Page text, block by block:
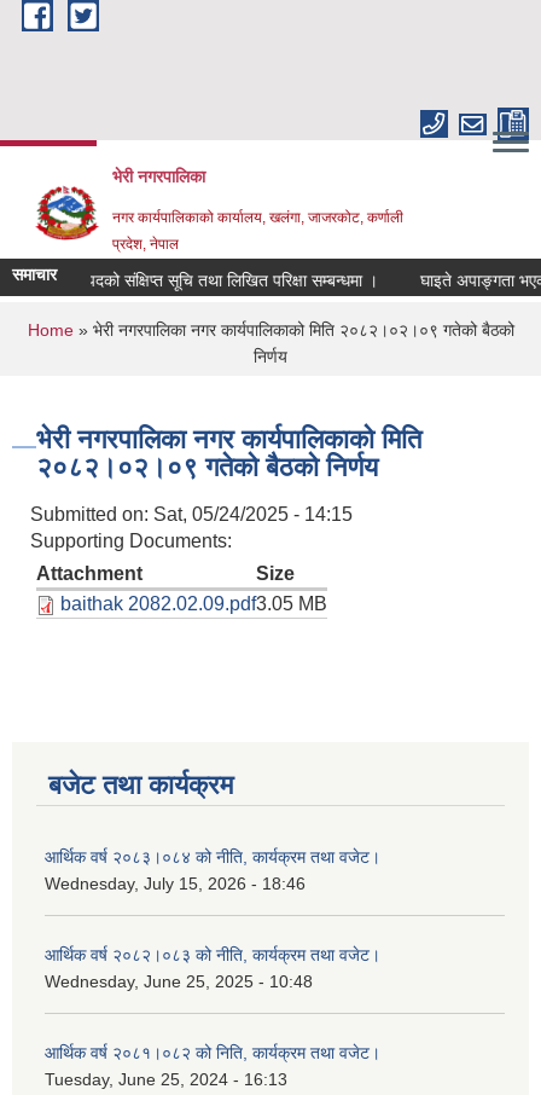
Skip to main content
भेरी नगरपालिका
नगर कार्यपालिकाको कार्यालय, खलंगा, जाजरकोट, कर्णाली
प्रदेश, नेपाल
समाचारपदको संक्षिप्त सूचि तथा लिखित परिक्षा सम्बन्धमा । घाइते अपाङ्गता भएका
You are here
Home» भेरी नगरपालिका नगर कार्यपालिकाको मिति २०८२।०२।०९ गतेको बैठको
निर्णय
भेरी नगरपालिका नगर कार्यपालिकाको मिति
२०८२।०२।०९ गतेको बैठको निर्णय
Submitted on: Sat, 05/24/2025 - 14:15
Supporting Documents:
Attachment
Size
baithak 2082.02.09.pdf3.05 MB
बजेट तथा कार्यक्रम
आर्थिक वर्ष २०८३।०८४ को नीति, कार्यक्रम तथा वजेट।
Wednesday, July 15, 2026 - 18:46
आर्थिक वर्ष २०८२।०८३ को नीति, कार्यक्रम तथा वजेट।
Wednesday, June 25, 2025 - 10:48
आर्थिक वर्ष २०८१।०८२ को निति, कार्यक्रम तथा वजेट।
Tuesday, June 25, 2024 - 16:13